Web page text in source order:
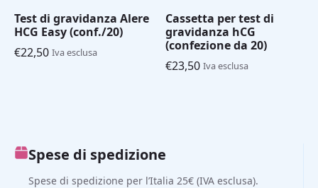
Test di gravidanza Alere
HCG Easy (conf./20)
€22,50 Iva esclusa
Cassetta per test di
gravidanza hCG
(confezione da 20)
€23,50 Iva esclusa
Spese di spedizione
Spese di spedizione per l’Italia 25€ (IVA esclusa).